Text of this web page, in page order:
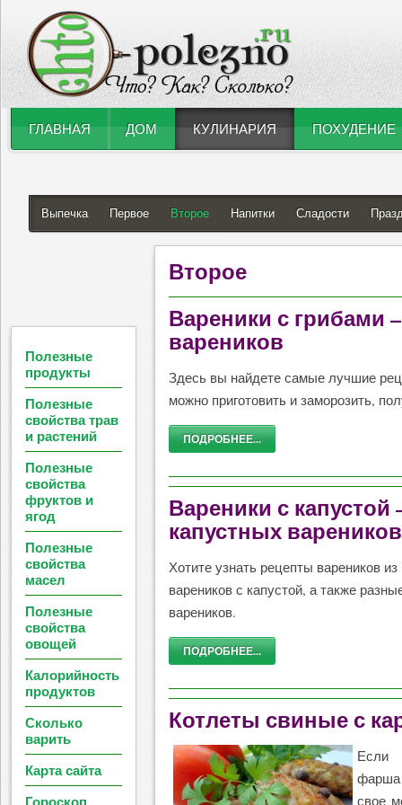
ГЛАВНАЯ ДОМ КУЛИНАРИЯ ПОХУДЕНИЕ
Выпечка Первое Второе Напитки Сладости
Второе
Вареники с грибами
вареников
Здесь вы найдете самые лучшие
можно приготовить и заморозить,
ПОДРОБНЕЕ...
Вареники с
капустных вареников
Хотите узнать рецепты вареников
вареников с капустой, а также
вареников.
ПОДРОБНЕЕ...
Котлеты свиные с
фарша
свое
Полезные
продукты
Полезные
свойства трав
и растений
Полезные
свойства
фруктов и
ягод
Полезные
свойства
масел
Полезные
свойства
овощей
Калорийность
продуктов
Сколько
варить
Карта сайта